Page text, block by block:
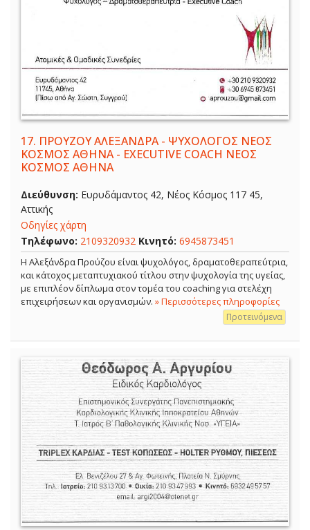
17. ΠΡΟΥΖΟΥ ΑΛΕΞΑΝΔΡΑ - ΨΥΧΟΛΟΓΟΣ ΝΕΟΣ
ΚΟΣΜΟΣ ΑΘΗΝΑ - EXECUTIVE COACH ΝΕΟΣ
ΚΟΣΜΟΣ ΑΘΗΝΑ
Διεύθυνση: Ευρυδάμαντος 42, Νέος Κόσμος 117 45,
Αττικής
Οδηγίες χάρτη
Τηλέφωνο: 2109320932 Κινητό: 6945873451
Η Αλεξάνδρα Προύζου είναι ψυχολόγος, δραματοθεραπεύτρια,
και κάτοχος μεταπτυχιακού τίτλου στην ψυχολογία της υγείας,
με επιπλέον δίπλωμα στον τομέα του coaching για στελέχη
επιχειρήσεων και οργανισμών. » Περισσότερες πληροφορίες
Προτεινόμενα